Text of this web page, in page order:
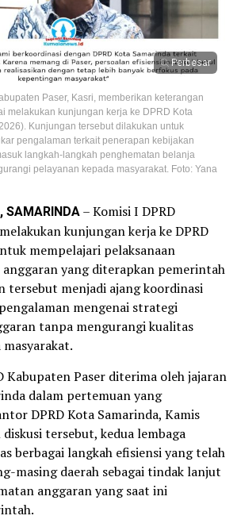
Perbesar
Paser, Kasri, memberikan keterangan
melakukan kunjungan kerja ke DPRD Kota
Kunjungan tersebut dilakukan untuk
pengalaman terkait penerapan kebijakan
langkah-langkah penghematan belanja
pelayanan kepada masyarakat. Foto: Yana
SAMARINDA– Komisi I DPRD
kunjungan kerja ke DPRD
mempelajari pelaksanaan
anggaran yang diterapkan pemerintah
tersebut menjadi ajang koordinasi
mengenai strategi
tanpa mengurangi kualitas
Kabupaten Paser diterima oleh jajaran
dalam pertemuan yang
DPRD Kota Samarinda, Kamis
tersebut, kedua lembaga
berbagai langkah efisiensi yang telah
masing daerah sebagai tindak lanjut
anggaran yang saat ini